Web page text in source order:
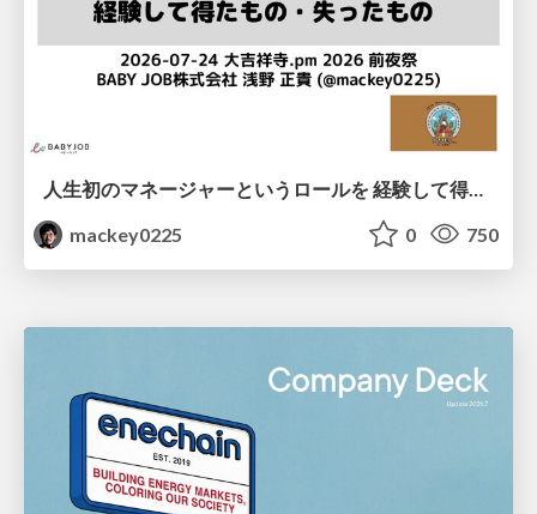
人生初のマネージャーというロールを 経験して得たもの・失ったもの / Reflections on My First Manager Role
mackey0225
0 750